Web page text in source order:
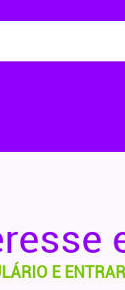
E